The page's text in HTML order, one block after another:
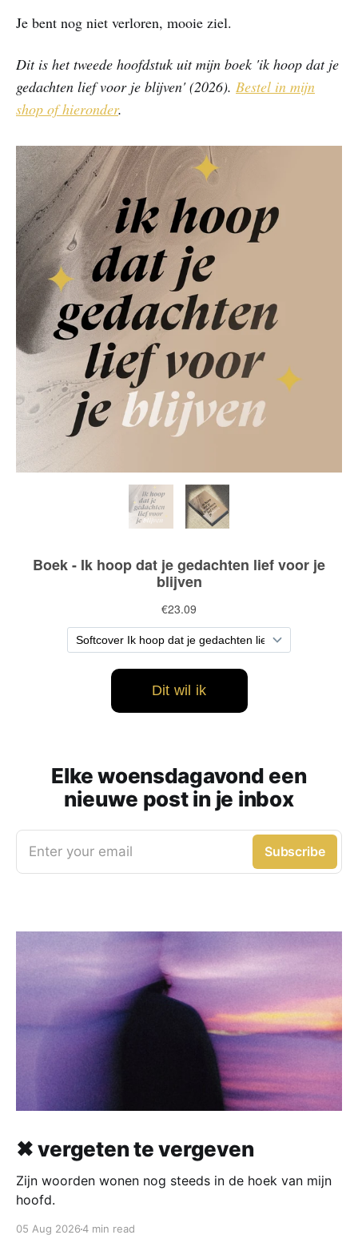
Je bent nog niet verloren, mooie ziel.
Dit is het tweede hoofdstuk uit mijn boek 'ik hoop dat je
gedachten lief voor je blijven' (2026). Bestel in mijn
shop of hieronder.
Elke woensdagavond een
nieuwe post in je inbox
Enter your email Subscribe
✖ vergeten te vergeven
Zijn woorden wonen nog steeds in de hoek van mijn
hoofd.
05 Aug 20264 min read